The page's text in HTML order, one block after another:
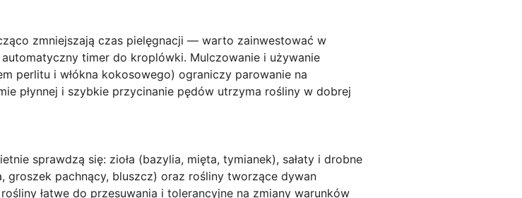
zmniejszają czas pielęgnacji — warto zainwestować w
timer do kroplówki. Mulczowanie i używanie
perlitu i włókna kokosowego) ograniczy parowanie na
płynnej i szybkie przycinanie pędów utrzyma rośliny w dobrej
sprawdzą się: zioła (bazylia, mięta, tymianek), sałaty i drobne
pachnący, bluszcz) oraz rośliny tworzące dywan
łatwe do przesuwania i tolerancyjne na zmiany warunków